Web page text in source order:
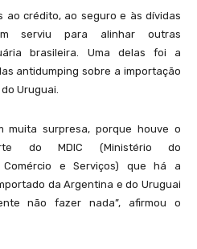
ao crédito, ao seguro e às dívidas
serviu para alinhar outras
brasileira. Uma delas foi a
antidumping sobre a importação
Uruguai.
muita surpresa, porque houve o
do MDIC (Ministério do
Comércio e Serviços) que há a
da Argentina e do Uruguai
não fazer nada”, afirmou o